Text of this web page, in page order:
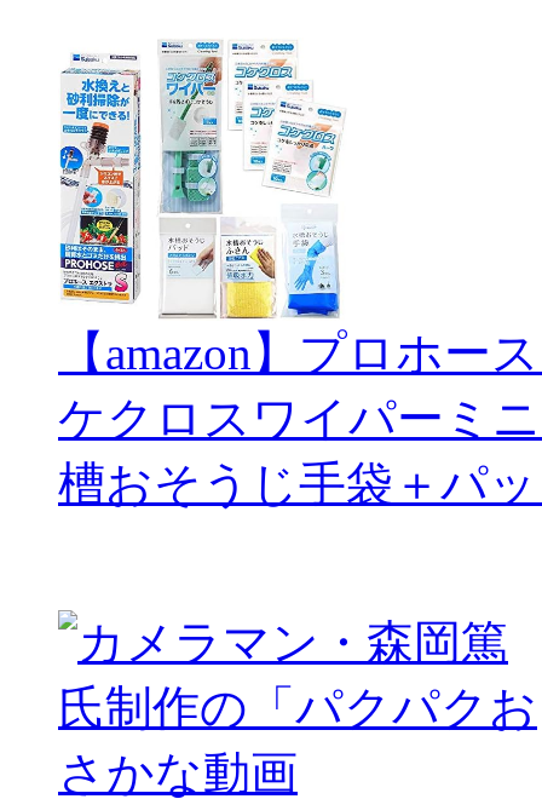
【amazon】プロホー
ケクロスワイパーミ
槽おそうじ手袋＋パ